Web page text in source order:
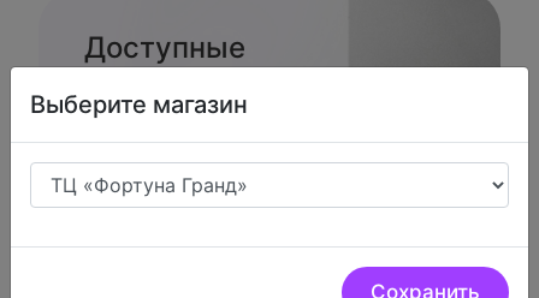
Выберите магазин
Сохранить
Доступные
оплаты.
Наличными, картой или в кредит